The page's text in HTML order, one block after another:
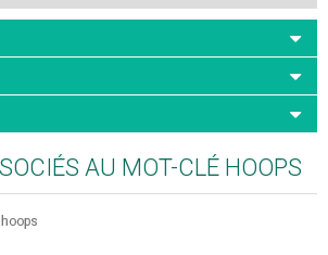
AU MOT-CLÉ HOOPS
hoops